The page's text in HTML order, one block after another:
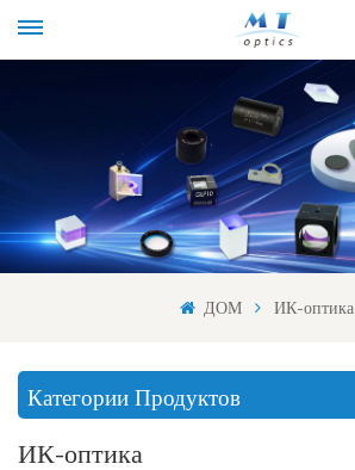
ДОМ ИК-оптика
Категории Продуктов
ИК-оптика